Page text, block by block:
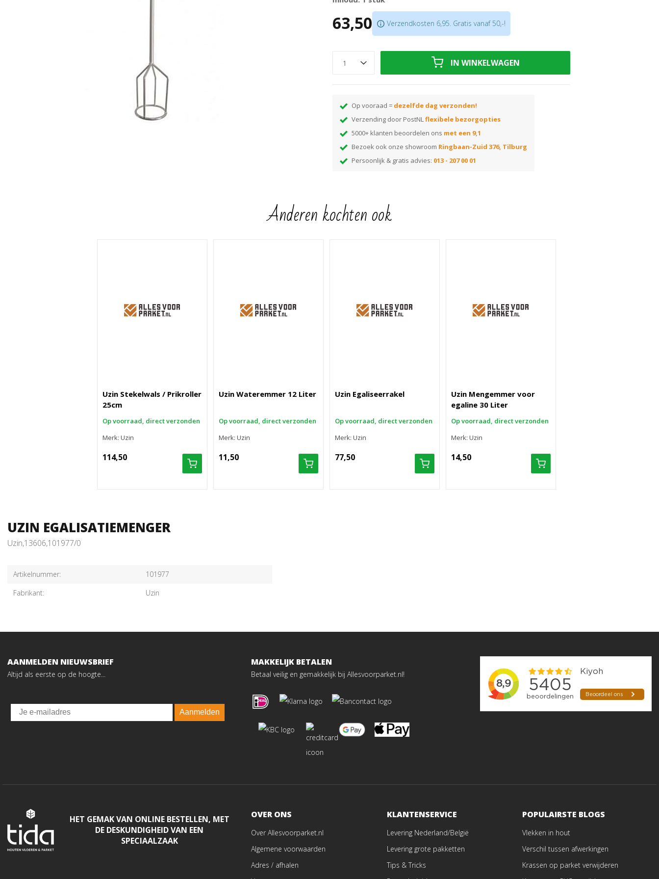
Voor het snel mengen tot een homogene massa
Eenvoudig te gebruiken als opzetstuk voor uw 13mm boormachine.
63,50 Verzendkosten 6,95. Gratis vanaf 50,-!
IN WINKELWAGEN
Op vooraad = dezelfde dag verzonden!
Verzending door PostNLflexibele bezorgopties
5000+ klanten beoordelen ons met een 9,1
Bezoek ook onze showroom Ringbaan-Zuid 376, Tilburg
Persoonlijk & gratis advies: 013 - 207 00 01
Anderen kochten ook
Uzin Stekelwals / Prikroller
25cm
Op voorraad, direct verzonden
Merk: Uzin
114,50
Uzin Wateremmer 12 Liter
Op voorraad, direct verzonden
Merk: Uzin
11,50
Uzin Egaliseerrakel
Op voorraad, direct verzonden
Merk: Uzin
77,50
Uzin Mengemmer voor
egaline 30 Liter
Op voorraad, direct verzonden
Merk: Uzin
14,50
UZIN EGALISATIEMENGER
Uzin,13606,101977/0
Artikelnummer:
101977
Fabrikant:
Uzin
AANMELDEN NIEUWSBRIEF
Altijd als eerste op de hoogte...
Email
Aanmelden
MAKKELIJK BETALEN
Betaal veilig en gemakkelijk bij Allesvoorparket.nl!
HET GEMAK VAN ONLINE BESTELLEN, MET
DE DESKUNDIGHEID VAN EEN
SPECIAALZAAK
OVER ONS
Over Allesvoorparket.nl
Algemene voorwaarden
Adres / afhalen
KLANTENSERVICE
Levering Nederland/België
Levering grote pakketten
Tips & Tricks
POPULAIRSTE BLOGS
Vlekken in hout
Verschil tussen afwerkingen
Krassen op parket verwijderen